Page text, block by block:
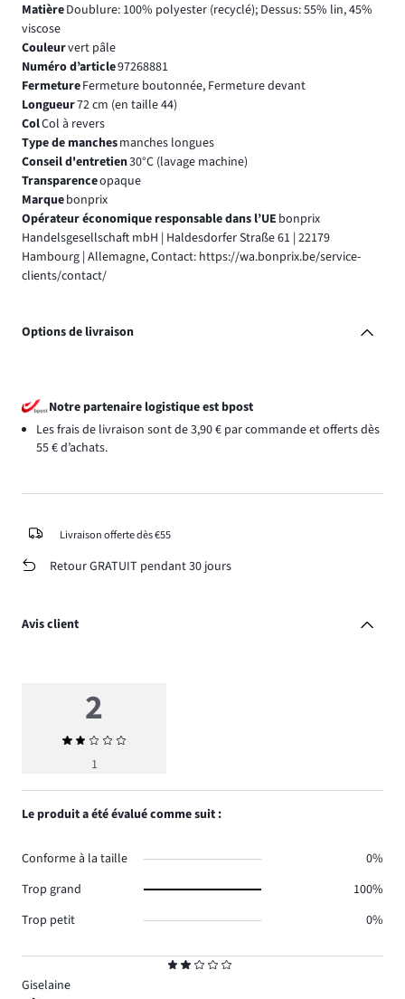
MatièreDoublure: 100% polyester (recyclé); Dessus: 55% lin, 45%
viscose
Couleurvert pâle
Numéro d’article97268881
FermetureFermeture boutonnée, Fermeture devant
Longueur72 cm (en taille 44)
ColCol à revers
Type de manchesmanches longues
Conseil d'entretien30°C (lavage machine)
Transparenceopaque
Marquebonprix
Opérateur économique responsable dans l’UE bonprix
Handelsgesellschaft mbH | Haldesdorfer Straße 61 | 22179
Hambourg | Allemagne, Contact: https://wa.bonprix.be/service-
clients/contact/
Options de livraison
Notre partenaire logistique est bpost
Les frais de livraison sont de 3,90 € par commande et offerts dès
55 € d’achats.
Livraison offerte dès €55
Retour GRATUIT pendant 30 jours
Avis client
2
Giselaine
2
Note
moyenne
1
Le produit a été évalué comme suit :
Conforme à la taille
0%
Trop grand
100%
Trop petit
0%